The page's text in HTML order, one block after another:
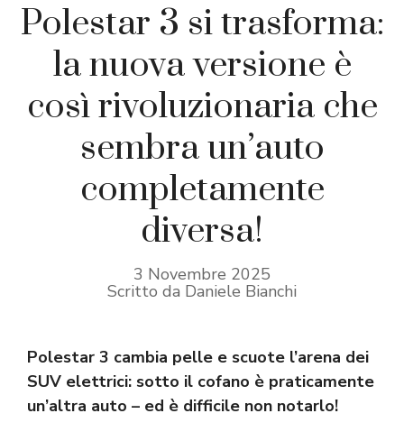
Polestar 3 si trasforma:
la nuova versione è
così rivoluzionaria che
sembra un’auto
completamente
diversa!
3 Novembre 2025
Scritto da Daniele Bianchi
Polestar 3 cambia pelle e scuote l’arena dei
SUV elettrici: sotto il cofano è praticamente
un’altra auto – ed è difficile non notarlo!